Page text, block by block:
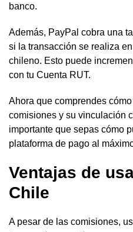
banco.
Además, PayPal cobra una
si la transacción se realiza
chileno. Esto puede
con tu Cuenta RUT.
Ahora que comprendes
comisiones y su vinculación
importante que sepas cómo
plataforma de pago al
Ventajas de
Chile
A pesar de las comisiones,